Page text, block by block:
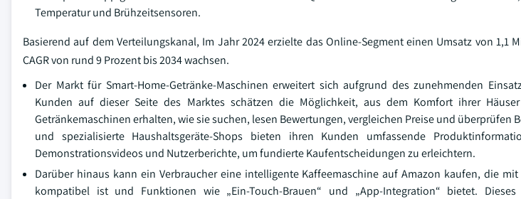
Temperatur und Brühzeitsensoren.
Basierend auf dem Verteilungskanal, Im Jahr 2024 erzielte das Online-Segment einen Umsatz von 1,1
CAGR von rund 9 Prozent bis 2034 wachsen.
Der Markt für Smart-Home-Getränke-Maschinen erweitert sich aufgrund des zunehmenden
Kunden auf dieser Seite des Marktes schätzen die Möglichkeit, aus dem Komfort ihrer
Getränkemaschinen erhalten, wie sie suchen, lesen Bewertungen, vergleichen Preise und überprüfen
und spezialisierte Haushaltsgeräte-Shops bieten ihren Kunden umfassende
Demonstrationsvideos und Nutzerberichte, um fundierte Kaufentscheidungen zu erleichtern.
Darüber hinaus kann ein Verbraucher eine intelligente Kaffeemaschine auf Amazon kaufen, die
kompatibel ist und Funktionen wie „Ein-Touch-Brauen“ und „App-Integration“ bietet.